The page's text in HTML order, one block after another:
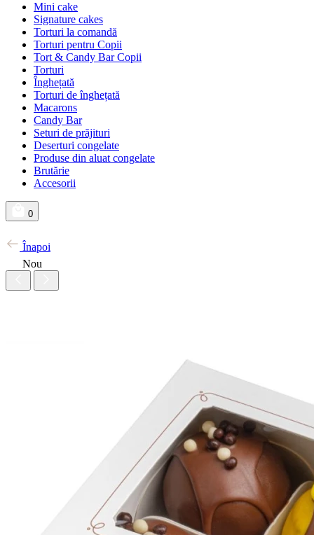
Mini cake
Signature cakes
Torturi la comandă
Torturi pentru Copii
Tort & Candy Bar Copii
Torturi
Înghețată
Torturi de înghețată
Macarons
Candy Bar
Seturi de prăjituri
Deserturi congelate
Produse din aluat congelate
Brutărie
Accesorii
0
Înapoi
Nou